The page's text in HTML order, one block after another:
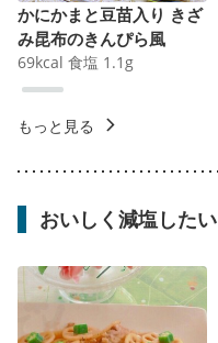
かにかまと豆苗入り きざ
み昆布のきんぴら風
69kcal 食塩 1.1 g
もっと見る
おいしく減塩したい